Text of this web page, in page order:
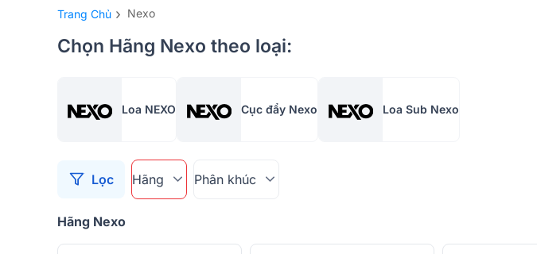
Trang Chủ › Nexo
Chọn Hãng Nexo theo loại:
Loa NEXO Cục đẩy Nexo Loa Sub Nexo
Lọc Hãng Phân khúc
Hãng Nexo